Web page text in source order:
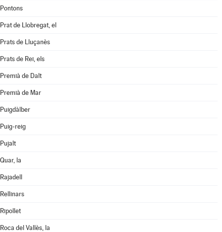
Pontons
Prat de Llobregat, el
Prats de Lluçanès
Prats de Rei, els
Premià de Dalt
Premià de Mar
Puigdàlber
Puig-reig
Pujalt
Quar, la
Rajadell
Rellinars
Ripollet
Roca del Vallès, la